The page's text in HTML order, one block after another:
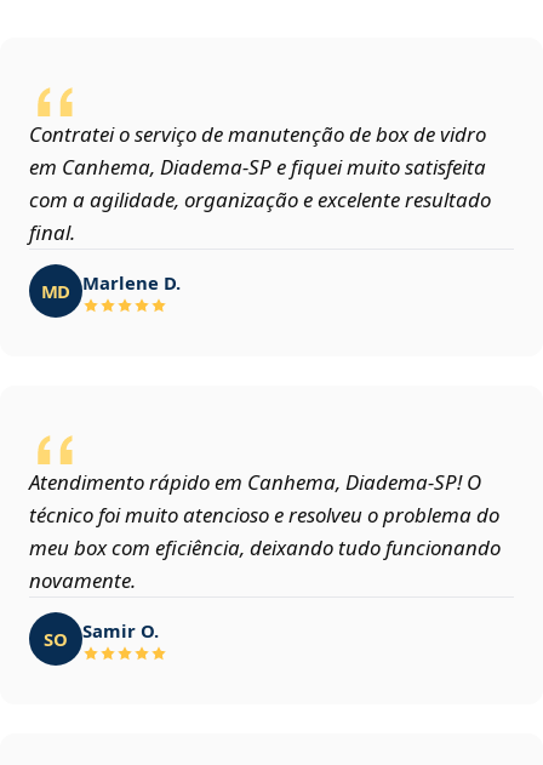
Contratei o serviço de manutenção de box de vidro
em Canhema, Diadema‑SP e fiquei muito satisfeita
com a agilidade, organização e excelente resultado
final.
MD Marlene D.
Atendimento rápido em Canhema, Diadema‑SP! O
técnico foi muito atencioso e resolveu o problema do
meu box com eficiência, deixando tudo funcionando
novamente.
SO Samir O.